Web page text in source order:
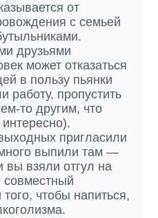
от
с семьей
друзьями
может отказаться
в пользу пьянки
работу, пропустить
то другим, что
пригласили
выпили там —
вы взяли отгул на
совместный
чтобы напиться,